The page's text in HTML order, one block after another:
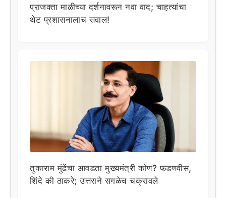
प्राजक्ता माळीच्या दर्शनावरून नवा वाद; चाहत्यांचा
थेट प्रशासनालाच सवाल!
तुकाराम मुंढेंचा आवडता मुख्यमंत्री कोण? फडणवीस,
शिंदे की ठाकरे; उत्तराने सगळेच चक्रावले